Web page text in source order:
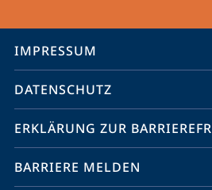
Service-
Navigation
IMPRESSUM
DATENSCHUTZ
ERKLÄRUNG ZUR
BARRIERE MELDEN